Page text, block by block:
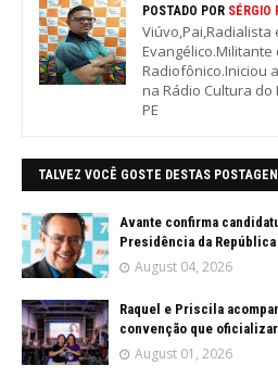
POSTADO POR SÉRGIO
Viúvo,Pai,Radialista
Evangélico.Militante
Radiofônico.Iniciou
na Rádio Cultura
PE
TALVEZ VOCÊ GOSTE DESTAS
Avante confirma
Presidência da República
August 04, 2026
Raquel e Priscila
convenção que
August 01, 2026